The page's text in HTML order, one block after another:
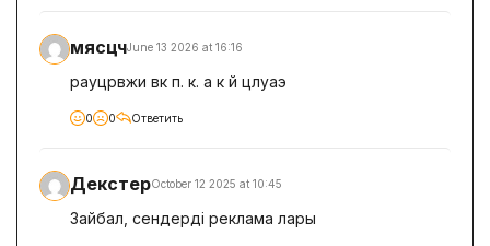
мясцчJune 13 2026 at 16:16
рауцрвжи вк п. к. а к й цлуаэ
0 0 Ответить
ДекстерOctober 12 2025 at 10:45
Зайбал, сендердің реклама ларың